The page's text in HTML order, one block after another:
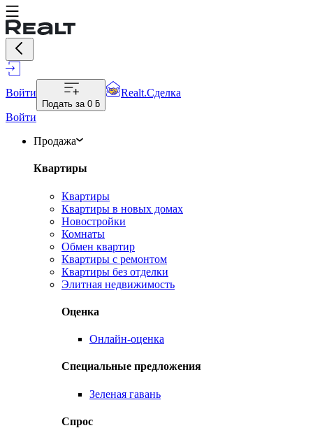
Войти
Подать за 0 ƃ
Realt.Сделка
Войти
Продажа
Квартиры
Квартиры
Квартиры в новых домах
Новостройки
Комнаты
Обмен квартир
Квартиры с ремонтом
Квартиры без отделки
Элитная недвижимость
Оценка
Онлайн-оценка
Специальные предложения
Зеленая гавань
Спрос